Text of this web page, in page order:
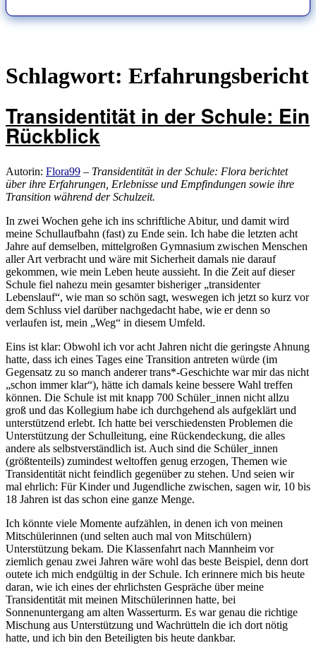
Schlagwort: Erfahrungsbericht
Transidentität in der Schule: Ein
Rückblick
Autorin: Flora99 – Transidentität in der Schule: Flora berichtet
über ihre Erfahrungen, Erlebnisse und Empfindungen sowie ihre
Transition während der Schulzeit.
In zwei Wochen gehe ich ins schriftliche Abitur, und damit wird
meine Schullaufbahn (fast) zu Ende sein. Ich habe die letzten acht
Jahre auf demselben, mittelgroßen Gymnasium zwischen Menschen
aller Art verbracht und wäre mit Sicherheit damals nie darauf
gekommen, wie mein Leben heute aussieht. In die Zeit auf dieser
Schule fiel nahezu mein gesamter bisheriger „transidenter
Lebenslauf“, wie man so schön sagt, weswegen ich jetzt so kurz vor
dem Schluss viel darüber nachgedacht habe, wie er denn so
verlaufen ist, mein „Weg“ in diesem Umfeld.
Eins ist klar: Obwohl ich vor acht Jahren nicht die geringste Ahnung
hatte, dass ich eines Tages eine Transition antreten würde (im
Gegensatz zu so manch anderer trans*-Geschichte war mir das nicht
„schon immer klar“), hätte ich damals keine bessere Wahl treffen
können. Die Schule ist mit knapp 700 Schüler_innen nicht allzu
groß und das Kollegium habe ich durchgehend als aufgeklärt und
unterstützend erlebt. Ich hatte bei verschiedensten Problemen die
Unterstützung der Schulleitung, eine Rückendeckung, die alles
andere als selbstverständlich ist. Auch sind die Schüler_innen
(größtenteils) zumindest weltoffen genug erzogen, Themen wie
Transidentität nicht feindlich gegenüber zu stehen. Und seien wir
mal ehrlich: Für Kinder und Jugendliche zwischen, sagen wir, 10 bis
18 Jahren ist das schon eine ganze Menge.
Ich könnte viele Momente aufzählen, in denen ich von meinen
Mitschülerinnen (und selten auch mal von Mitschülern)
Unterstützung bekam. Die Klassenfahrt nach Mannheim vor
ziemlich genau zwei Jahren wäre wohl das beste Beispiel, denn dort
outete ich mich endgültig in der Schule. Ich erinnere mich bis heute
daran, wie ich eines der ehrlichsten Gespräche über meine
Transidentität mit meinen Mitschülerinnen hatte, bei
Sonnenuntergang am alten Wasserturm. Es war genau die richtige
Mischung aus Unterstützung und Wachrütteln die ich dort nötig
hatte, und ich bin den Beteiligten bis heute dankbar.